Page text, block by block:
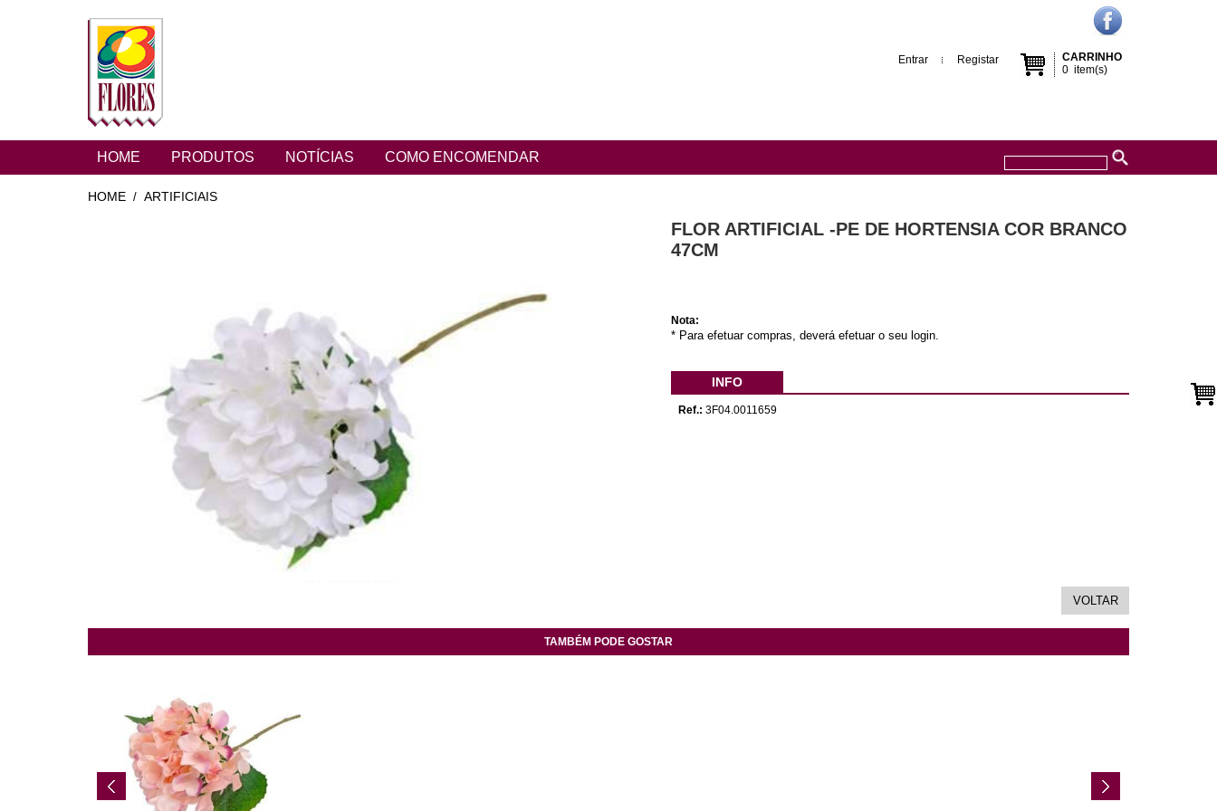
CARRINHO
0 item(s)
Entrar Registar
HOME PRODUTOS NOTÍCIAS COMO ENCOMENDAR
HOME / ARTIFICIAIS
FLOR ARTIFICIAL -PE DE HORTENSIA COR BRANCO
47CM
Nota:
* Para efetuar compras, deverá efetuar o seu login.
INFO
Ref.: 3F04.0011659
TAMBÉM PODE GOSTAR